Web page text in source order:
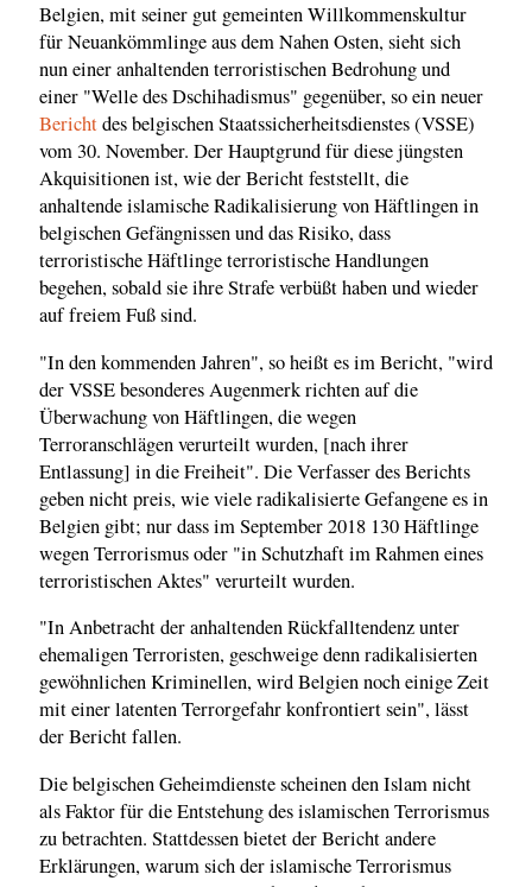
Belgien, mit seiner gut gemeinten Willkommenskultur
für Neuankömmlinge aus dem Nahen Osten, sieht sich
nun einer anhaltenden terroristischen Bedrohung und
einer "Welle des Dschihadismus" gegenüber, so ein neuer
Berichtdes belgischen Staatssicherheitsdienstes (VSSE)
vom 30. November. Der Hauptgrund für diese jüngsten
Akquisitionen ist, wie der Bericht feststellt, die
anhaltende islamische Radikalisierung von Häftlingen in
belgischen Gefängnissen und das Risiko, dass
terroristische Häftlinge terroristische Handlungen
begehen, sobald sie ihre Strafe verbüßt haben und wieder
auf freiem Fuß sind.
"In den kommenden Jahren", so heißt es im Bericht, "wird
der VSSE besonderes Augenmerk richten auf die
Überwachung von Häftlingen, die wegen
Terroranschlägen verurteilt wurden, [nach ihrer
Entlassung] in die Freiheit". Die Verfasser des Berichts
geben nicht preis, wie viele radikalisierte Gefangene es in
Belgien gibt; nur dass im September 2018 130 Häftlinge
wegen Terrorismus oder "in Schutzhaft im Rahmen eines
terroristischen Aktes" verurteilt wurden.
"In Anbetracht der anhaltenden Rückfalltendenz unter
ehemaligen Terroristen, geschweige denn radikalisierten
gewöhnlichen Kriminellen, wird Belgien noch einige Zeit
mit einer latenten Terrorgefahr konfrontiert sein", lässt
der Bericht fallen.
Die belgischen Geheimdienste scheinen den Islam nicht
als Faktor für die Entstehung des islamischen Terrorismus
zu betrachten. Stattdessen bietet der Bericht andere
Erklärungen, warum sich der islamische Terrorismus